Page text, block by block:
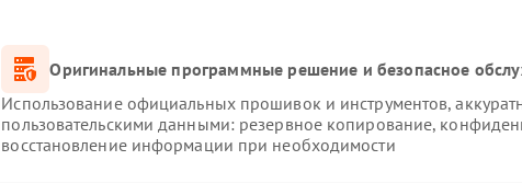
Оригинальные программные решение и безопасное
Использование официальных прошивок и инструментов,
пользовательскими данными: резервное копирование,
восстановление информации при необходимости